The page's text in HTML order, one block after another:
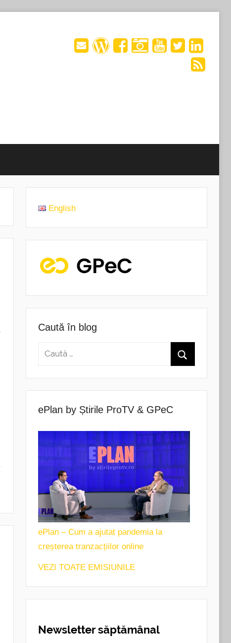
English
Caută în blog
ePlan by Știrile ProTV & GPeC
ePlan – Cum a ajutat pandemia la
creșterea tranzacțiilor online
VEZI TOATE EMISIUNILE
Newsletter săptămânal